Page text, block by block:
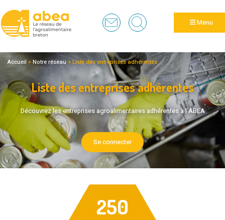
Menu
Accueil >Notre réseau >Liste des entreprises adhérentes
Liste des entreprises adhérentes
Découvrez les entreprises agroalimentaires adhérentes à l’ABEA
Se connecter
250